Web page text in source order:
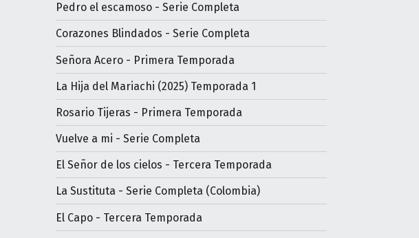
Pedro el escamoso - Serie Completa
Corazones Blindados - Serie Completa
Señora Acero - Primera Temporada
La Hija del Mariachi (2025) Temporada 1
Rosario Tijeras - Primera Temporada
Vuelve a mi - Serie Completa
El Señor de los cielos - Tercera Temporada
La Sustituta - Serie Completa (Colombia)
El Capo - Tercera Temporada